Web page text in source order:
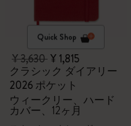
Quick Shop
¥ 3,630¥ 1,815
クラシック ダイアリー
2026 ポケット
ウィークリー、ハード
カバー、12ヶ月